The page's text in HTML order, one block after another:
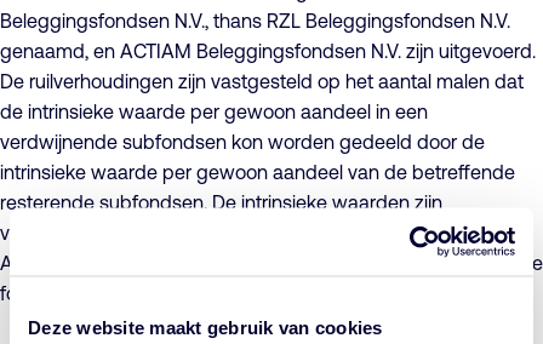
Deze website maakt gebruik van cookies
Beleggingsfondsen N.V., thans RZL Beleggingsfondsen N.V.
genaamd, en ACTIAM Beleggingsfondsen N.V. zijn uitgevoerd.
De ruilverhoudingen zijn vastgesteld op het aantal malen dat
de intrinsieke waarde per gewoon aandeel in een
verdwijnende subfondsen kon worden gedeeld door de
intrinsieke waarde per gewoon aandeel van de betreffende
resterende subfondsen. De intrinsieke waarden zijn
vastgesteld op donderdag 22 februari 2018.
Alle informatie en documenten over de herstructurering van de
fondsen staat overzichtelijk bij elkaar op